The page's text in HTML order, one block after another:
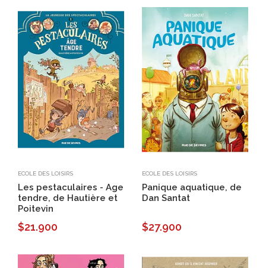
ECOLE DES LOISIRS
Les pestaculaires - Age
tendre, de Hautière et
Poitevin
$21.900
ECOLE DES LOISIRS
Panique aquatique, de
Dan Santat
$27.900